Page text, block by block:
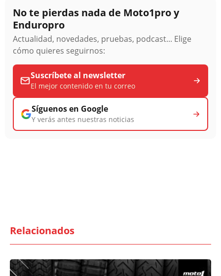
No te pierdas nada de Moto1pro y
Enduropro
Actualidad, novedades, pruebas, podcast... Elige
cómo quieres seguirnos:
Suscríbete al newsletter
El mejor contenido en tu correo
Síguenos en Google
Y verás antes nuestras noticias
Relacionados